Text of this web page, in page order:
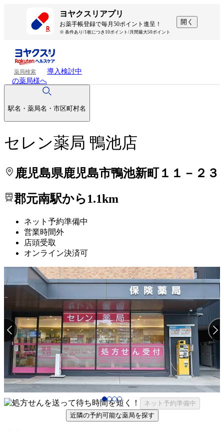
ヨヤクスリアプリ
お薬手帳登録で毎月50ポイント進呈！
※ 条件あり/1枚につき10ポイント/月間最大50ポイント
開く
薬局検索
導入検討中
の薬局様へ
駅名・薬局名・市区町村名
セレン薬局 鴨池店
鹿児島県鹿児島市鴨池新町１１－２３
郡元南駅から1.1km
ネット予約準備中
営業時間外
店頭受取
オンライン決済可
処方せんを送って待ち時間を短く！
ネット予約準備中
近隣の予約可能な薬局を探す
処方せんを送って待ち時間を短く！